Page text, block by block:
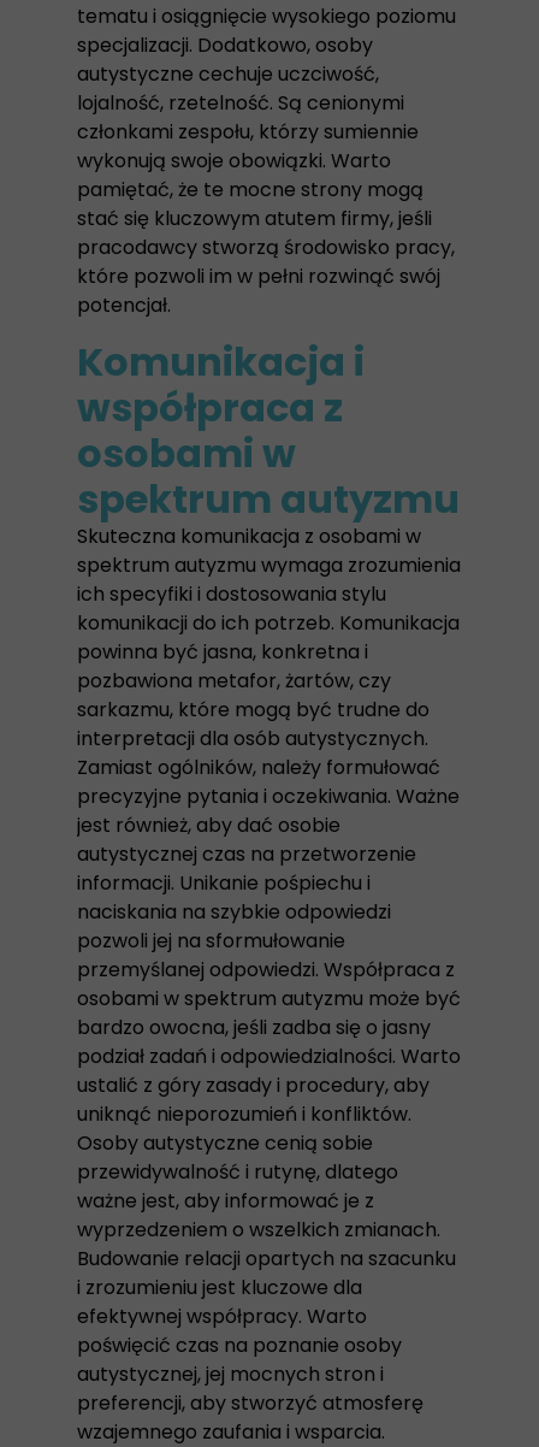
tematu i osiągnięcie wysokiego poziomu
specjalizacji. Dodatkowo, osoby
autystyczne cechuje uczciwość,
lojalność, rzetelność. Są cenionymi
członkami zespołu, którzy sumiennie
wykonują swoje obowiązki. Warto
pamiętać, że te mocne strony mogą
stać się kluczowym atutem firmy, jeśli
pracodawcy stworzą środowisko pracy,
które pozwoli im w pełni rozwinąć swój
potencjał.
Komunikacja i
współpraca z
osobami w
spektrum autyzmu
Skuteczna komunikacja z osobami w
spektrum autyzmu wymaga zrozumienia
ich specyfiki i dostosowania stylu
komunikacji do ich potrzeb. Komunikacja
powinna być jasna, konkretna i
pozbawiona metafor, żartów, czy
sarkazmu, które mogą być trudne do
interpretacji dla osób autystycznych.
Zamiast ogólników, należy formułować
precyzyjne pytania i oczekiwania. Ważne
jest również, aby dać osobie
autystycznej czas na przetworzenie
informacji. Unikanie pośpiechu i
naciskania na szybkie odpowiedzi
pozwoli jej na sformułowanie
przemyślanej odpowiedzi. Współpraca z
osobami w spektrum autyzmu może być
bardzo owocna, jeśli zadba się o jasny
podział zadań i odpowiedzialności. Warto
ustalić z góry zasady i procedury, aby
uniknąć nieporozumień i konfliktów.
Osoby autystyczne cenią sobie
przewidywalność i rutynę, dlatego
ważne jest, aby informować je z
wyprzedzeniem o wszelkich zmianach.
Budowanie relacji opartych na szacunku
i zrozumieniu jest kluczowe dla
efektywnej współpracy. Warto
poświęcić czas na poznanie osoby
autystycznej, jej mocnych stron i
preferencji, aby stworzyć atmosferę
wzajemnego zaufania i wsparcia.